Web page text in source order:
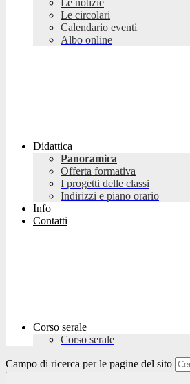
Le notizie
Le circolari
Calendario eventi
Albo online
Didattica
Panoramica
Offerta formativa
I progetti delle classi
Indirizzi e piano orario
Info
Contatti
Corso serale
Corso serale
Campo di ricerca per le pagine del sito